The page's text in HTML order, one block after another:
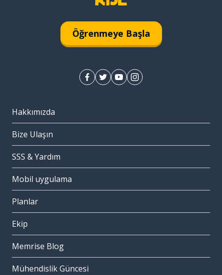
Öğrenmeye Başla
Hakkımızda
Bize Ulaşın
SSS & Yardım
Mobil uygulama
Planlar
Ekip
Memrise Blog
Mühendislik Güncesi